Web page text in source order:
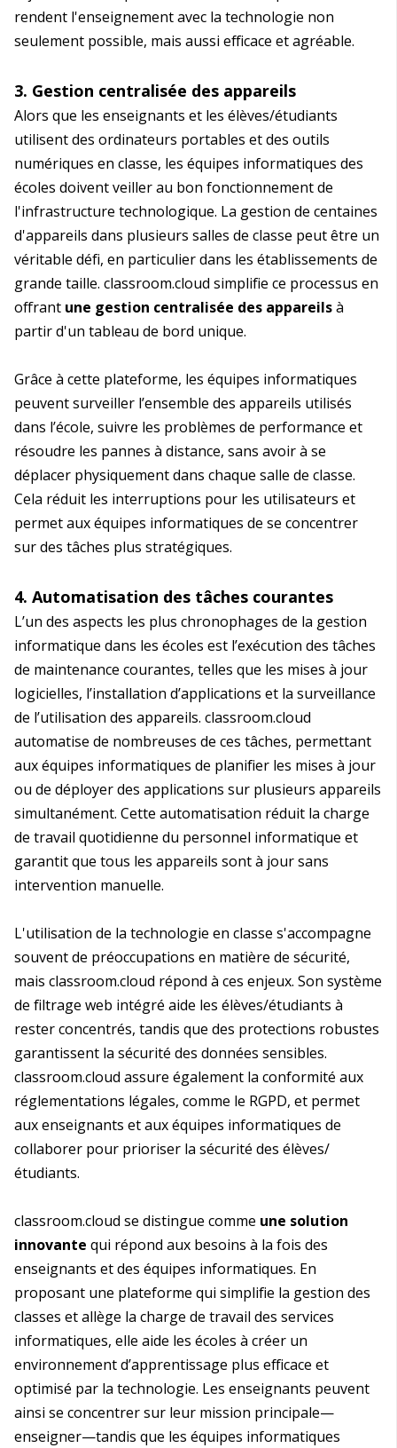
rendent l'enseignement avec la technologie non
seulement possible, mais aussi efficace et agréable.
3. Gestion centralisée des appareils
Alors que les enseignants et les élèves/étudiants
utilisent des ordinateurs portables et des outils
numériques en classe, les équipes informatiques des
écoles doivent veiller au bon fonctionnement de
l'infrastructure technologique. La gestion de centaines
d'appareils dans plusieurs salles de classe peut être un
véritable défi, en particulier dans les établissements de
grande taille. classroom.cloud simplifie ce processus en
offrant une gestion centralisée des appareilsà
partir d'un tableau de bord unique.
Grâce à cette plateforme, les équipes informatiques
peuvent surveiller l’ensemble des appareils utilisés
dans l’école, suivre les problèmes de performance et
résoudre les pannes à distance, sans avoir à se
déplacer physiquement dans chaque salle de classe.
Cela réduit les interruptions pour les utilisateurs et
permet aux équipes informatiques de se concentrer
sur des tâches plus stratégiques.
4. Automatisation des tâches courantes
L’un des aspects les plus chronophages de la gestion
informatique dans les écoles est l’exécution des tâches
de maintenance courantes, telles que les mises à jour
logicielles, l’installation d’applications et la surveillance
de l’utilisation des appareils. classroom.cloud
automatise de nombreuses de ces tâches, permettant
aux équipes informatiques de planifier les mises à jour
ou de déployer des applications sur plusieurs appareils
simultanément. Cette automatisation réduit la charge
de travail quotidienne du personnel informatique et
garantit que tous les appareils sont à jour sans
intervention manuelle.
L'utilisation de la technologie en classe s'accompagne
souvent de préoccupations en matière de sécurité,
mais classroom.cloud répond à ces enjeux. Son système
de filtrage web intégré aide les élèves/étudiants à
rester concentrés, tandis que des protections robustes
garantissent la sécurité des données sensibles.
classroom.cloud assure également la conformité aux
réglementations légales, comme le RGPD, et permet
aux enseignants et aux équipes informatiques de
collaborer pour prioriser la sécurité des élèves/
étudiants.
classroom.cloud se distingue comme une solution
innovante qui répond aux besoins à la fois des
enseignants et des équipes informatiques. En
proposant une plateforme qui simplifie la gestion des
classes et allège la charge de travail des services
informatiques, elle aide les écoles à créer un
environnement d’apprentissage plus efficace et
optimisé par la technologie. Les enseignants peuvent
ainsi se concentrer sur leur mission principale—
enseigner—tandis que les équipes informatiques